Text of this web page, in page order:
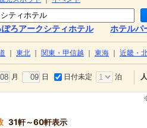
ろアークシティホテル ホテルパ
東北 関東・甲信越 東海 近畿・
月 日 日付未定 泊
31軒～60軒表示